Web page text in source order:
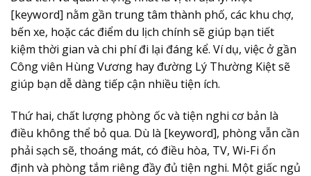
[keyword] nằm gần trung tâm thành phố, các khu chợ,
bến xe, hoặc các điểm du lịch chính sẽ giúp bạn tiết
kiệm thời gian và chi phí đi lại đáng kể. Ví dụ, việc ở gần
Công viên Hùng Vương hay đường Lý Thường Kiệt sẽ
giúp bạn dễ dàng tiếp cận nhiều tiện ích.
Thứ hai, chất lượng phòng ốc và tiện nghi cơ bản là
điều không thể bỏ qua. Dù là [keyword], phòng vẫn cần
phải sạch sẽ, thoáng mát, có điều hòa, TV, Wi-Fi ổn
định và phòng tắm riêng đầy đủ tiện nghi. Một giấc ngủ